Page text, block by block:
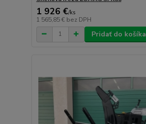
1 926 €/ks
1 565,85 € bez DPH
Pridať do košíka